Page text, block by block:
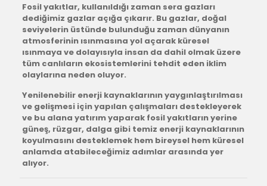
Fosil yakıtlar, kullanıldığı zaman sera gazları
dediğimiz gazlar açığa çıkarır. Bu gazlar, doğal
seviyelerin üstünde bulunduğu zaman dünyanın
atmosferinin ısınmasına yol açarak küresel
ısınmaya ve dolayısıyla insan da dahil olmak üzere
tüm canlıların ekosistemlerini tehdit eden iklim
olaylarına neden oluyor.
Yenilenebilir enerji kaynaklarının yaygınlaştırılması
ve gelişmesi için yapılan çalışmaları destekleyerek
ve bu alana yatırım yaparak fosil yakıtların yerine
güneş, rüzgar, dalga gibi temiz enerji kaynaklarının
koyulmasını desteklemek hem bireysel hem küresel
anlamda atabileceğimiz adımlar arasında yer
alıyor.